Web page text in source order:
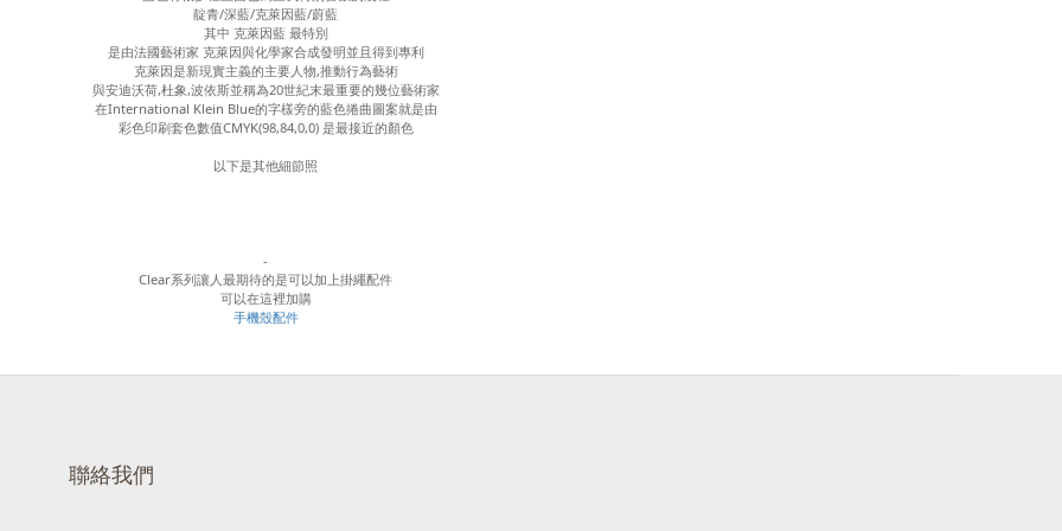
靛青/深藍/克萊因藍/蔚藍
其中 克萊因藍 最特別
是由法國藝術家 克萊因與化學家合成發明並且得到專利
克萊因是新現實主義的主要人物,推動行為藝術
與安迪沃荷,杜象,波依斯並稱為20世紀末最重要的幾位藝術家
在International Klein Blue的字樣旁的藍色捲曲圖案就是由
彩色印刷套色數值CMYK(98,84,0,0) 是最接近的顏色
以下是其他細節照
-
Clear系列讓人最期待的是可以加上掛繩配件
可以在這裡加購
手機殼配件
聯絡我們